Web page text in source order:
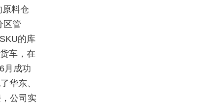
料仓
区管
的库
车，在
月成功
华东、
公司实